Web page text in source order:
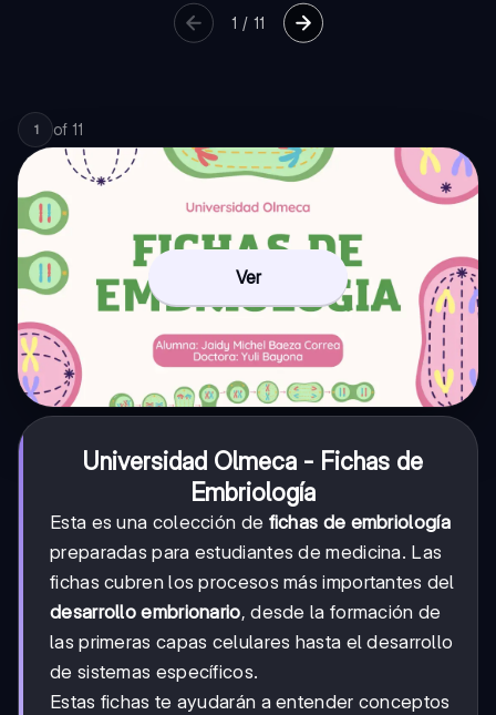
1 / 11
1 of 11
Ver
Universidad Olmeca - Fichas de
Embriología
Esta es una colección de fichas de embriología
preparadas para estudiantes de medicina. Las
fichas cubren los procesos más importantes del
desarrollo embrionario, desde la formación de
las primeras capas celulares hasta el desarrollo
de sistemas específicos.
Estas fichas te ayudarán a entender conceptos